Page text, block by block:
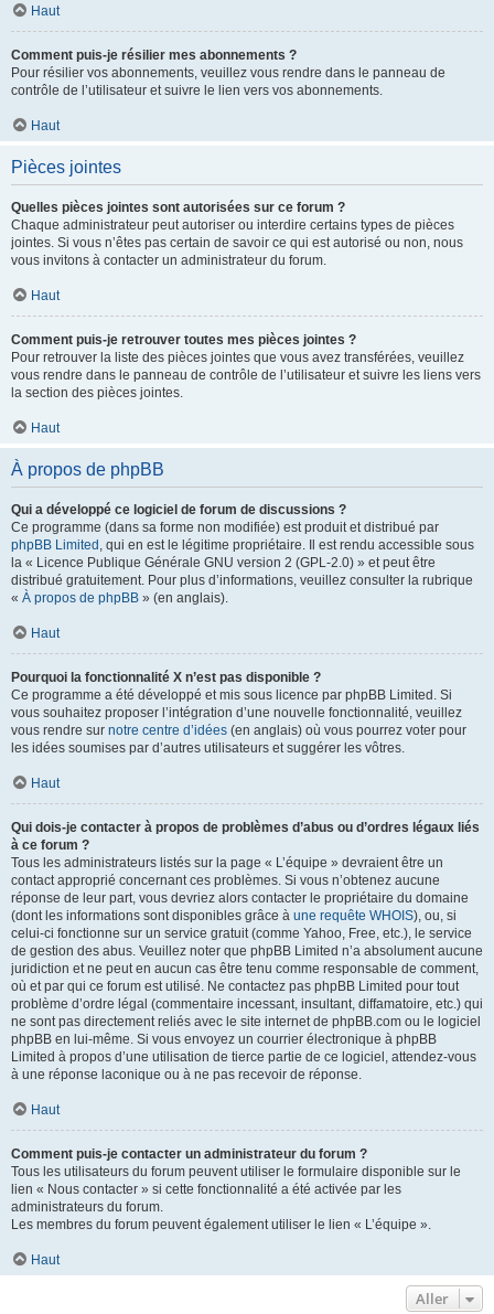
Haut
Comment puis-je résilier mes abonnements ?
Pour résilier vos abonnements, veuillez vous rendre dans le panneau de
contrôle de l’utilisateur et suivre le lien vers vos abonnements.
Haut
Pièces jointes
Quelles pièces jointes sont autorisées sur ce forum ?
Chaque administrateur peut autoriser ou interdire certains types de pièces
jointes. Si vous n’êtes pas certain de savoir ce qui est autorisé ou non, nous
vous invitons à contacter un administrateur du forum.
Haut
Comment puis-je retrouver toutes mes pièces jointes ?
Pour retrouver la liste des pièces jointes que vous avez transférées, veuillez
vous rendre dans le panneau de contrôle de l’utilisateur et suivre les liens vers
la section des pièces jointes.
Haut
À propos de phpBB
Qui a développé ce logiciel de forum de discussions ?
Ce programme (dans sa forme non modifiée) est produit et distribué par
phpBB Limited , qui en est le légitime propriétaire. Il est rendu accessible sous
la « Licence Publique Générale GNU version 2 (GPL-2.0) » et peut être
distribué gratuitement. Pour plus d’informations, veuillez consulter la rubrique
« À propos de phpBB » (en anglais).
Haut
Pourquoi la fonctionnalité X n’est pas disponible ?
Ce programme a été développé et mis sous licence par phpBB Limited. Si
vous souhaitez proposer l’intégration d’une nouvelle fonctionnalité, veuillez
vous rendre sur notre centre d’idées (en anglais) où vous pourrez voter pour
les idées soumises par d’autres utilisateurs et suggérer les vôtres.
Haut
Qui dois-je contacter à propos de problèmes d’abus ou d’ordres légaux liés
à ce forum ?
Tous les administrateurs listés sur la page « L’équipe » devraient être un
contact approprié concernant ces problèmes. Si vous n’obtenez aucune
réponse de leur part, vous devriez alors contacter le propriétaire du domaine
(dont les informations sont disponibles grâce à une requête WHOIS), ou, si
celui-ci fonctionne sur un service gratuit (comme Yahoo, Free, etc.), le service
de gestion des abus. Veuillez noter que phpBB Limited n’a absolument aucune
juridiction et ne peut en aucun cas être tenu comme responsable de comment,
où et par qui ce forum est utilisé. Ne contactez pas phpBB Limited pour tout
problème d’ordre légal (commentaire incessant, insultant, diffamatoire, etc.) qui
ne sont pas directement reliés avec le site internet de phpBB.com ou le logiciel
phpBB en lui-même. Si vous envoyez un courrier électronique à phpBB
Limited à propos d’une utilisation de tierce partie de ce logiciel, attendez-vous
à une réponse laconique ou à ne pas recevoir de réponse.
Haut
Comment puis-je contacter un administrateur du forum ?
Tous les utilisateurs du forum peuvent utiliser le formulaire disponible sur le
lien « Nous contacter » si cette fonctionnalité a été activée par les
administrateurs du forum.
Les membres du forum peuvent également utiliser le lien « L’équipe ».
Haut
Aller